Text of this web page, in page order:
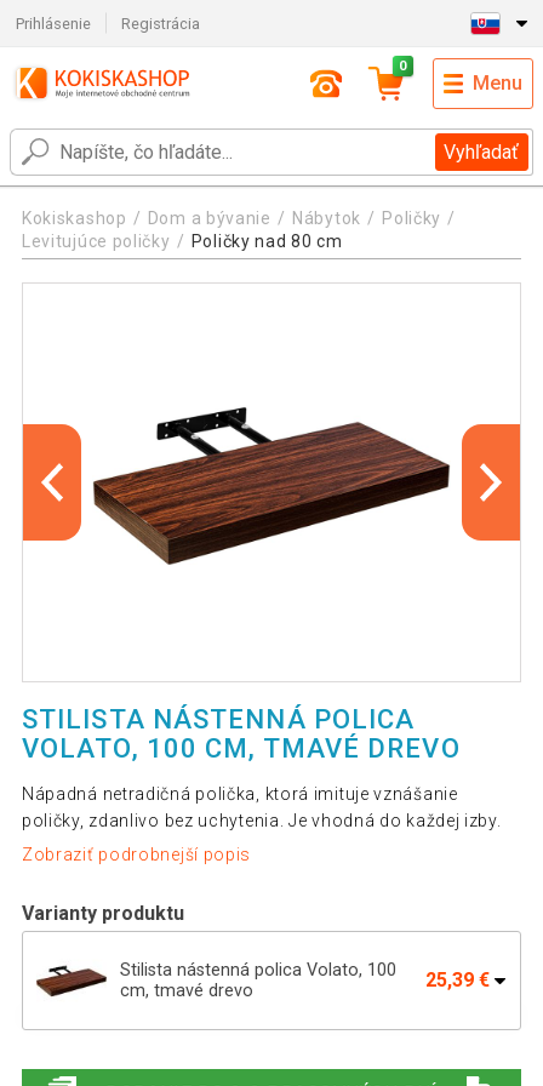
Prihlásenie Registrácia
Vyhľadať
0
Menu
Kokiskashop Dom a bývanie Nábytok
Poličky
Levitujúce poličky
Poličky nad 80 cm
STILISTA NÁSTENNÁ POLICA
VOLATO, 100 CM, TMAVÉ DREVO
Nápadná netradičná polička, ktorá imituje vznášanie
poličky, zdanlivo bez uchytenia. Je vhodná do každej izby.
Zobraziť podrobnejší popis
Varianty produktu
Stilista nástenná polica Volato, 100
cm, tmavé drevo
25,39 €
tmavé drevo